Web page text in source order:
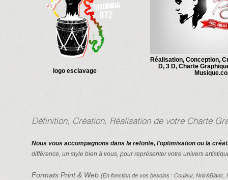
logo esclavage
Réalisation, Conception,
D, 3 D, Charte
Définition, Création, Réalisation de votre Charte
Nous vous accompagnons dans la refonte, l'optimisation ou la
différence, un style bien à vous, pour représenter votre univers
Formats Print & Web (En fonction de vos besoins : Couleur,